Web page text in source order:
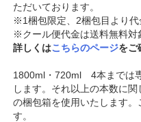
ただいております。
※1梱包限定、2梱包目より代
※クール便代金は送料無料対
詳しくはこちらのページをご
1800ml・720ml 4本までは
します。それ以上の本数に
の梱包箱を使用いたします。
す。